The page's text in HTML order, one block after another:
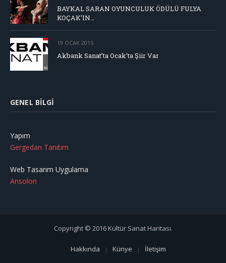
BAYKAL SARAN OYUNCULUK ÖDÜLÜ FULYA
KOÇAK’IN…
19 OCAK 2015
Akbank Sanat’ta Ocak’ta Şiir Var
GENEL BILGI
Yapım
Gergedan Tanıtım
Web Tasarım Uygulama
Ansolon
Copyright © 2016 Kültür Sanat Haritası.
Hakkında Künye İletişim